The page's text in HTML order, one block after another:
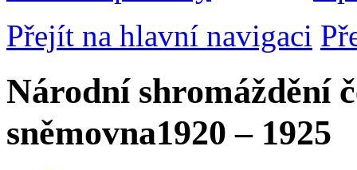
Přejít na hlavní navigaci
Národní shromáždění
sněmovna1920 – 1925